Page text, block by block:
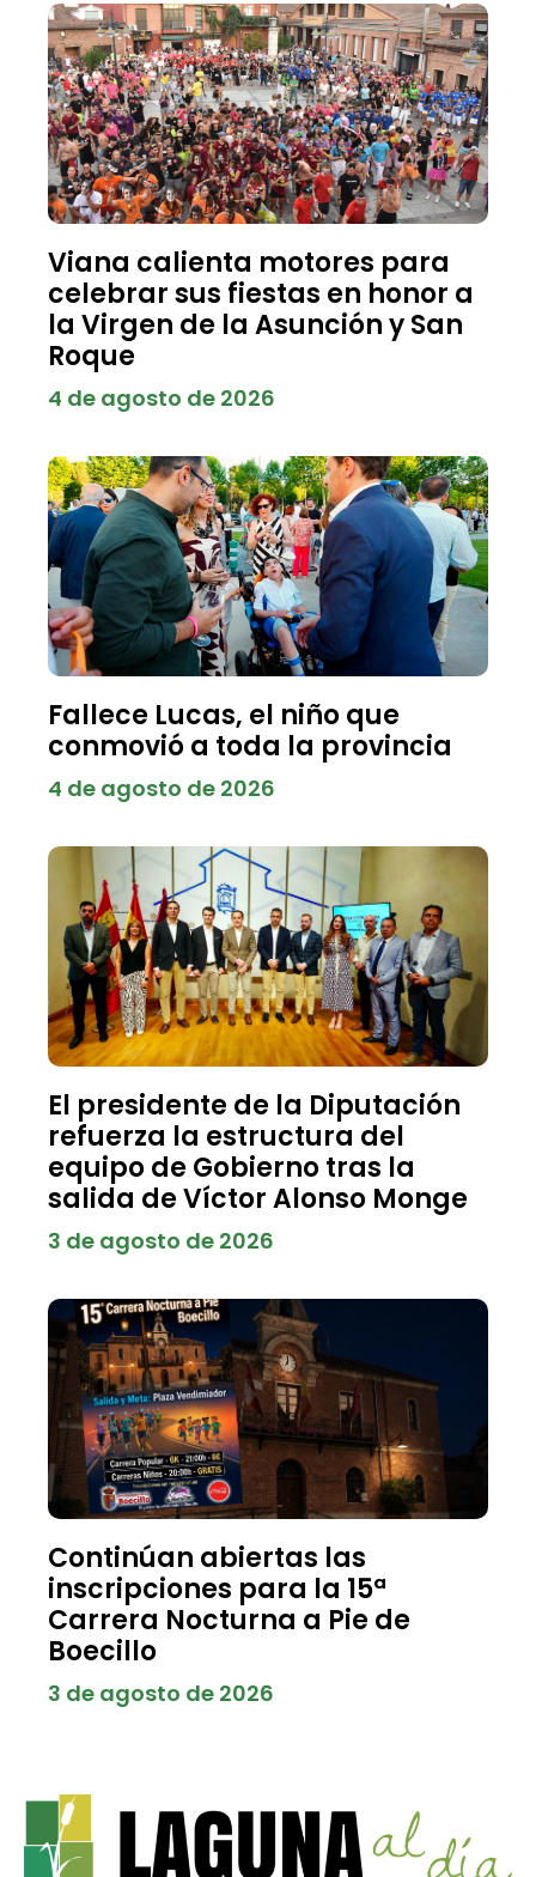
Viana calienta motores para
celebrar sus fiestas en honor a
la Virgen de la Asunción y San
Roque
4 de agosto de 2026
Fallece Lucas, el niño que
conmovió a toda la provincia
4 de agosto de 2026
El presidente de la Diputación
refuerza la estructura del
equipo de Gobierno tras la
salida de Víctor Alonso Monge
3 de agosto de 2026
Continúan abiertas las
inscripciones para la 15ª
Carrera Nocturna a Pie de
Boecillo
3 de agosto de 2026